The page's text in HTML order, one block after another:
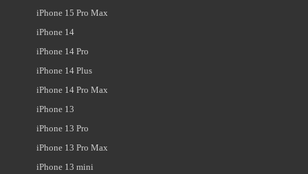
iPhone 15 Pro Max
iPhone 14
iPhone 14 Pro
iPhone 14 Plus
iPhone 14 Pro Max
iPhone 13
iPhone 13 Pro
iPhone 13 Pro Max
iPhone 13 mini